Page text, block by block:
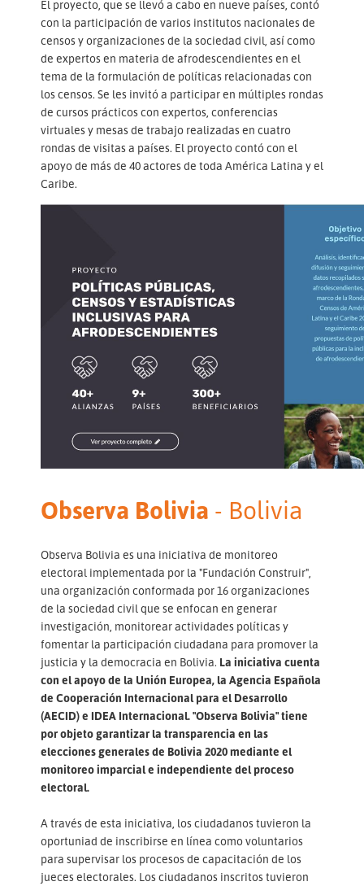
El proyecto, que se llevó a cabo en nueve países, contó
con la participación de varios institutos nacionales de
censos y organizaciones de la sociedad civil, así como
de expertos en materia de afrodescendientes en el
tema de la formulación de políticas relacionadas con
los censos. Se les invitó a participar en múltiples rondas
de cursos prácticos con expertos, conferencias
virtuales y mesas de trabajo realizadas en cuatro
rondas de visitas a países. El proyecto contó con el
apoyo de más de 40 actores de toda América Latina y el
Caribe.
Observa Bolivia - Bolivia
Observa Bolivia es una iniciativa de monitoreo
electoral implementada por la "Fundación Construir",
una organización conformada por 16 organizaciones
de la sociedad civil que se enfocan en generar
investigación, monitorear actividades políticas y
fomentar la participación ciudadana para promover la
justicia y la democracia en Bolivia. La iniciativa cuenta
con el apoyo de la Unión Europea, la Agencia Española
de Cooperación Internacional para el Desarrollo
(AECID) e IDEA Internacional. "Observa Bolivia" tiene
por objeto garantizar la transparencia en las
elecciones generales de Bolivia 2020 mediante el
monitoreo imparcial e independiente del proceso
electoral.
A través de esta iniciativa, los ciudadanos tuvieron la
oportuniad de inscribirse en línea como voluntarios
para supervisar los procesos de capacitación de los
jueces electorales. Los ciudadanos inscritos tuvieron